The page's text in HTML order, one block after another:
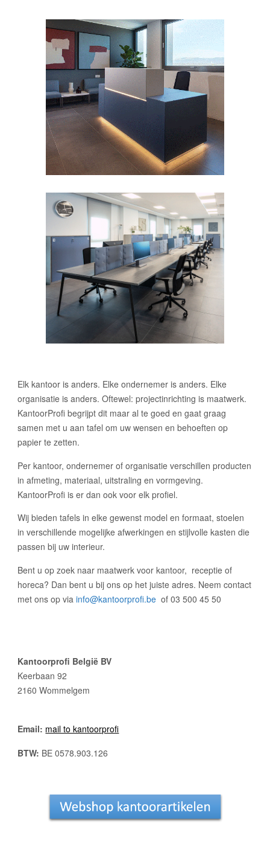
Elk kantoor is anders. Elke ondernemer is anders. Elke
organisatie is anders. Oftewel: projectinrichting is maatwerk.
KantoorProfi begrijpt dit maar al te goed en gaat graag
samen met u aan tafel om uw wensen en behoeften op
papier te zetten.
Per kantoor, ondernemer of organisatie verschillen producten
in afmeting, materiaal, uitstraling en vormgeving.
KantoorProfi is er dan ook voor elk profiel.
Wij bieden tafels in elke gewenst model en formaat, stoelen
in verschillende mogelijke afwerkingen en stijlvolle kasten die
passen bij uw interieur.
Bent u op zoek naar maatwerk voorkantoor, receptie of
horeca? Dan bent u bij ons op het juiste adres. Neem contact
met ons op viainfo@kantoorprofi.be of 03 500 45 50
Kantoorprofi België BV
Keerbaan 92
2160 Wommelgem
Email: mail to kantoorprofi
BTW: BE 0578.903.126